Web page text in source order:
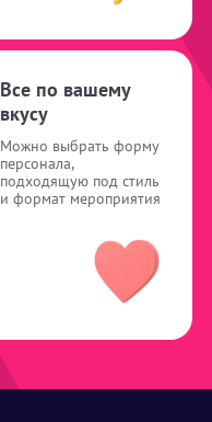
Все по вашему
вкусу
Можно выбрать форму
персонала,
подходящую под стиль
и формат мероприятия